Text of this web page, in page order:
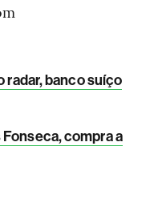
radar, banco suíço
compra a